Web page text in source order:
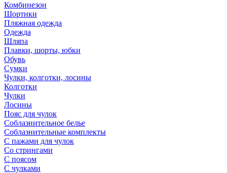
Комбинезон
Шортики
Пляжная одежда
Одежда
Шляпа
Плавки, шорты, юбки
Обувь
Сумки
Чулки, колготки, лосины
Колготки
Чулки
Лосины
Пояс для чулок
Соблазнительное белье
Соблазнительные комплекты
С пажами для чулок
Со стрингами
С поясом
С чулками